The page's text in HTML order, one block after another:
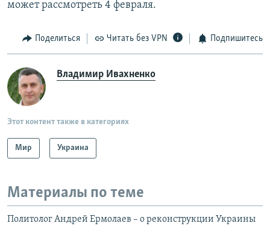
может рассмотреть 4 февраля.
Поделиться Читать без VPN Подпишитесь
Владимир Ивахненко
Этот контент также в категориях
Мир Украина
Материалы по теме
Политолог Андрей Ермолаев – о реконструкции Украины